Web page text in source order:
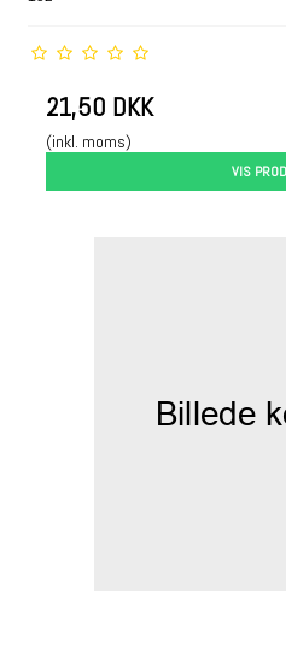
21,50 DKK
(inkl. moms)
VIS